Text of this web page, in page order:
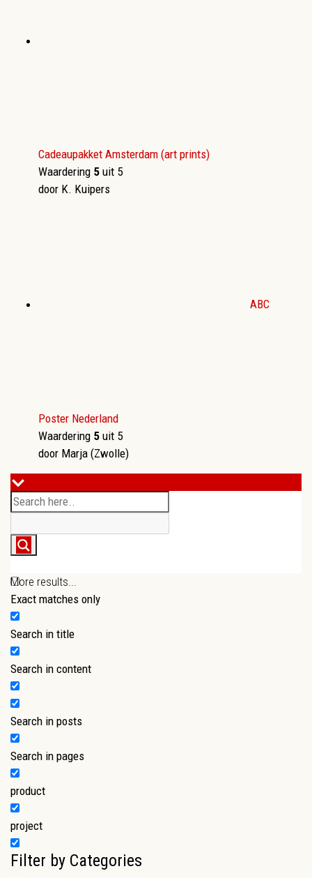
Cadeaupakket Amsterdam (art prints)
Waardering 5 uit 5
door K. Kuipers
ABC
Poster Nederland
Waardering 5 uit 5
door Marja (Zwolle)
More results...
Exact matches only
Search in title
Search in content
Search in posts
Search in pages
product
project
Filter by Categories